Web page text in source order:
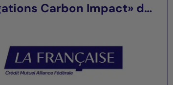
Carbon Impact» de